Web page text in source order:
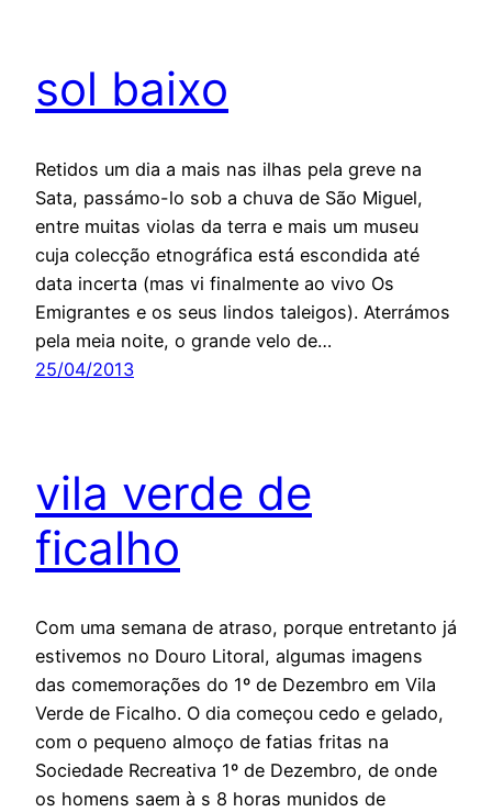
sol baixo
Retidos um dia a mais nas ilhas pela greve na
Sata, passámo-lo sob a chuva de São Miguel,
entre muitas violas da terra e mais um museu
cuja colecção etnográfica está escondida até
data incerta (mas vi finalmente ao vivo Os
Emigrantes e os seus lindos taleigos). Aterrámos
pela meia noite, o grande velo de…
25/04/2013
vila verde de
ficalho
Com uma semana de atraso, porque entretanto já
estivemos no Douro Litoral, algumas imagens
das comemorações do 1º de Dezembro em Vila
Verde de Ficalho. O dia começou cedo e gelado,
com o pequeno almoço de fatias fritas na
Sociedade Recreativa 1º de Dezembro, de onde
os homens saem à s 8 horas munidos de